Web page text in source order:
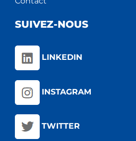
SUIVEZ-NOUS
LINKEDIN
INSTAGRAM
TWITTER